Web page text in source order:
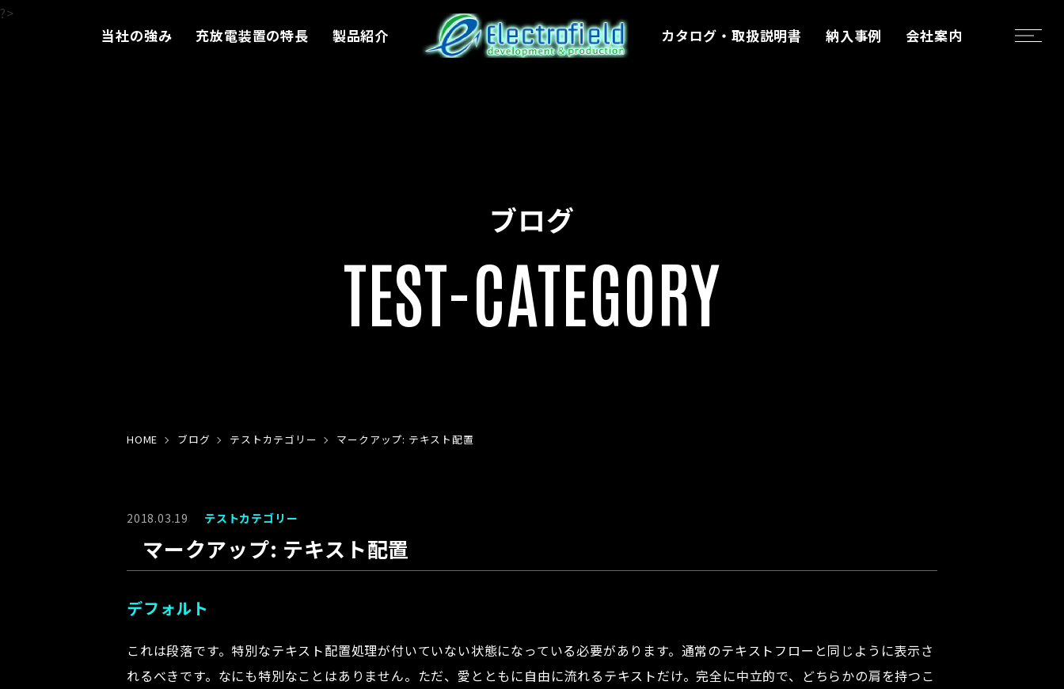
当社の強み 充放電装置の特長 製品紹介 カタログ・取扱説明書 納入事例 会社案内
?>
ブログ
TEST-CATEGORY
HOME ブログ テストカテゴリー マークアップ: テキスト配置
2018.03.19 テストカテゴリー
マークアップ: テキスト配置
デフォルト
これは段落です。特別なテキスト配置処理が付いていない状態になっている必要があります。通常のテキストフローと同じように表示さ
れるべきです。なにも特別なことはありません。ただ、愛とともに自由に流れるテキストだけ。完全に中立的で、どちらかの肩を持つこ